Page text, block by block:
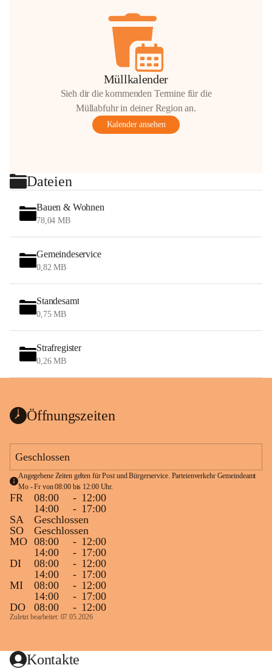
Müllkalender
Sieh dir die kommenden Termine für die
Müllabfuhr in deiner Region an.
Kalender ansehen
Dateien
Bauen & Wohnen
78,04 MB
Gemeindeservice
0,82 MB
Standesamt
0,75 MB
Strafregister
0,26 MB
Öffnungszeiten
Geschlossen
Angegebene Zeiten gelten für Post und Bürgerservice. Parteienverkehr Gemeindeamt
Mo - Fr von 08:00 bis 12:00 Uhr.
FR 08:00 - 12:00
14:00
- 17:00
SA
Geschlossen
SO
Geschlossen
MO 08:00 - 12:00
14:00
- 17:00
DI
08:00 - 12:00
14:00
- 17:00
MI
08:00 - 12:00
14:00
- 17:00
DO
08:00 - 12:00
Zuletzt bearbeitet: 07.05.2026
Kontakte